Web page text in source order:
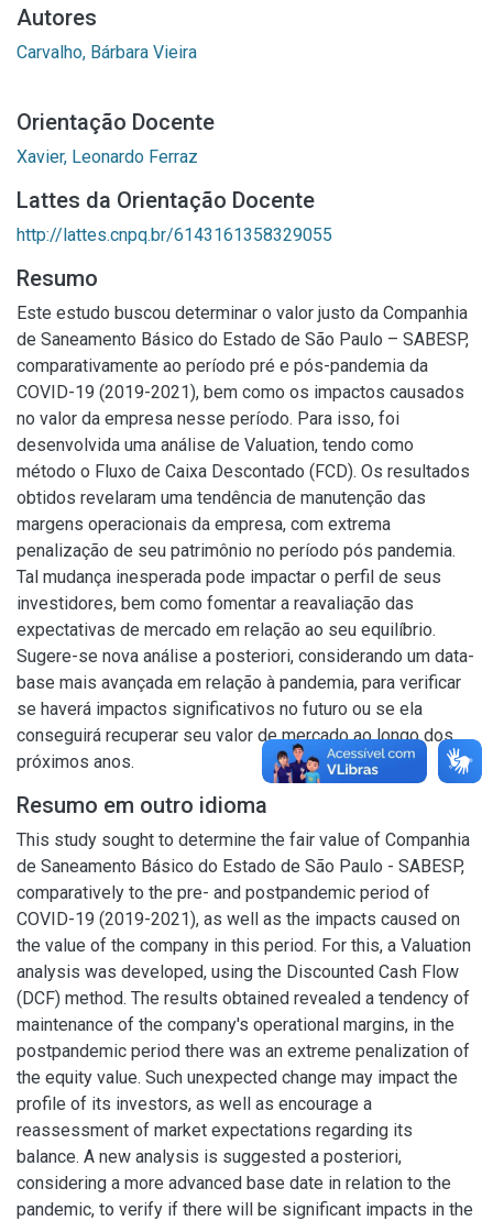
Autores
Carvalho, Bárbara Vieira
Orientação Docente
Xavier, Leonardo Ferraz
Lattes da Orientação Docente
http://lattes.cnpq.br/6143161358329055
Resumo
Este estudo buscou determinar o valor justo da Companhia
de Saneamento Básico do Estado de São Paulo – SABESP,
comparativamente ao período pré e pós-pandemia da
COVID-19 (2019-2021), bem como os impactos causados
no valor da empresa nesse período. Para isso, foi
desenvolvida uma análise de Valuation, tendo como
método o Fluxo de Caixa Descontado (FCD). Os resultados
obtidos revelaram uma tendência de manutenção das
margens operacionais da empresa, com extrema
penalização de seu patrimônio no período pós pandemia.
Tal mudança inesperada pode impactar o perfil de seus
investidores, bem como fomentar a reavaliação das
expectativas de mercado em relação ao seu equilíbrio.
Sugere-se nova análise a posteriori, considerando um data-
base mais avançada em relação à pandemia, para verificar
se haverá impactos significativos no futuro ou se ela
conseguirá recuperar seu valor de mercado ao longo dos
próximos anos.
Resumo em outro idioma
This study sought to determine the fair value of Companhia
de Saneamento Básico do Estado de São Paulo - SABESP,
comparatively to the pre- and postpandemic period of
COVID-19 (2019-2021), as well as the impacts caused on
the value of the company in this period. For this, a Valuation
analysis was developed, using the Discounted Cash Flow
(DCF) method. The results obtained revealed a tendency of
maintenance of the company's operational margins, in the
postpandemic period there was an extreme penalization of
the equity value. Such unexpected change may impact the
profile of its investors, as well as encourage a
reassessment of market expectations regarding its
balance. A new analysis is suggested a posteriori,
considering a more advanced base date in relation to the
pandemic, to verify if there will be significant impacts in the